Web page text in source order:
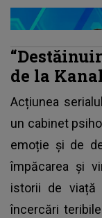
de la
Acțiunea
un cabinet
emoție și de
împăcarea și
istorii de viață
încercări